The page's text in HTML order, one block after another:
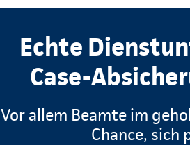
Echte
Case-
Vor allem Beamte im
Chance, sich